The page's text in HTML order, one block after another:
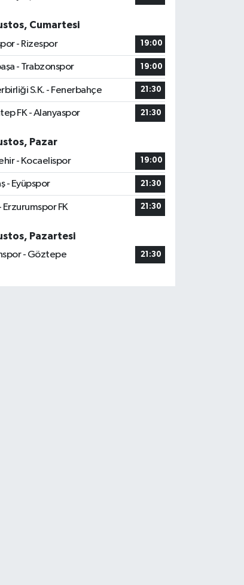
Cumartesi
- Rizespor
19:00
- Trabzonspor 19:00
S.K. - Fenerbahçe 21:30
FK - Alanyaspor 21:30
Pazar
- Kocaelispor
19:00
- Eyüpspor 21:30
FK 21:30
Pazartesi
- Göztepe
21:30